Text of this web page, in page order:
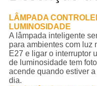
LÂMPADA
LUMINOSIDADE
A lâmpada inteligente
para ambientes com luz
E27 e ligar o interruptor
de luminosidade tem
acende quando estiver
dia.